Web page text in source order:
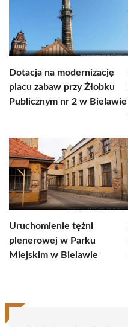
Dotacja na modernizację
placu zabaw przy Żłobku
Publicznym nr 2 w Bielawie
Uruchomienie tężni
plenerowej w Parku
Miejskim w Bielawie